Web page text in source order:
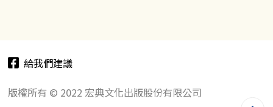
給我們建議
版權所有 © 2022 宏典文化出版股份有限公司